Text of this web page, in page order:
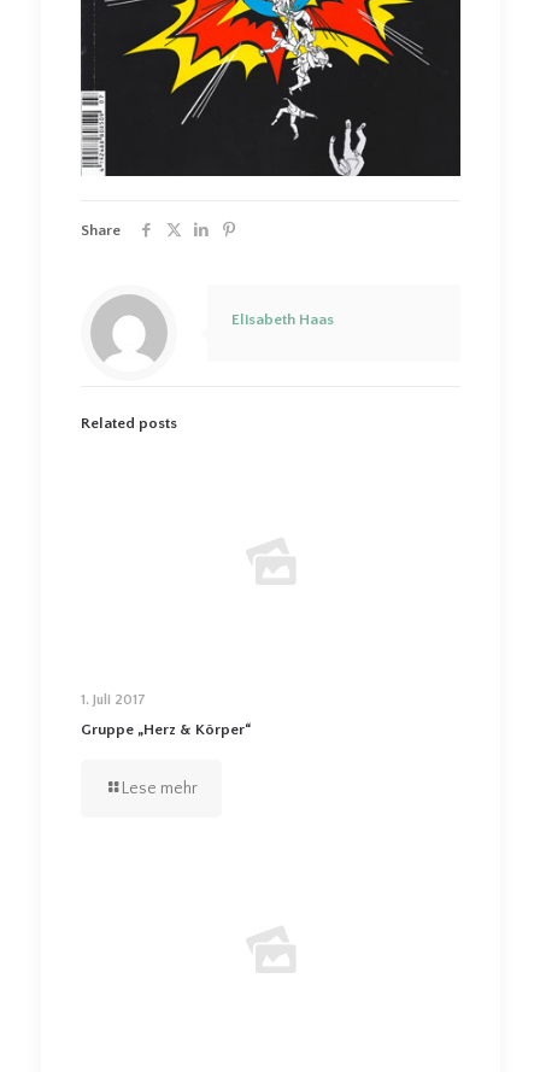
Share
Elisabeth Haas
Related posts
1. Juli 2017
Gruppe „Herz & Körper“
Lese mehr